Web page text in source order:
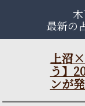
最新の